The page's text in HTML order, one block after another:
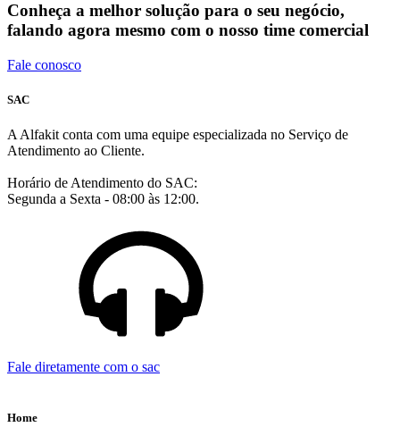
Conheça a melhor solução para o seu negócio,
falando agora mesmo com o nosso time comercial
Fale conosco
SAC
A Alfakit conta com uma equipe especializada no Serviço de
Atendimento ao Cliente.
Horário de Atendimento do SAC:
Segunda a Sexta - 08:00 às 12:00.
Fale diretamente com o sac
Home